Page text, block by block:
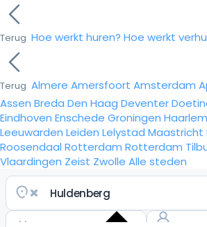
Terug Hoe werkt huren? Hoe werkt
Terug Almere Amersfoort Amsterdam
Assen Breda Den Haag Deventer
Eindhoven Enschede Groningen Haarlem
Leeuwarden Leiden Lelystad Maastricht
Roosendaal Rotterdam Rotterdam
Vlaardingen Zeist Zwolle Alle steden